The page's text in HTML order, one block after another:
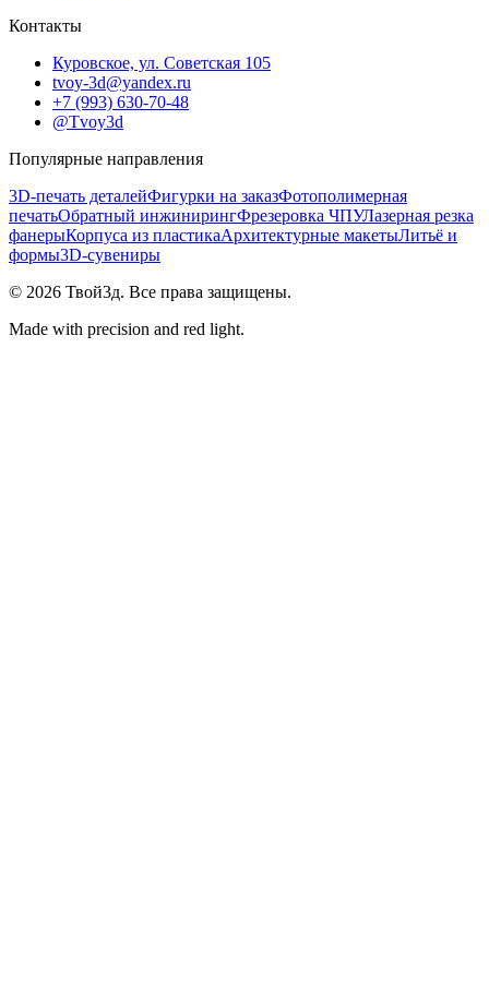
Контакты
Куровское, ул. Советская 105
tvoy-3d@yandex.ru
+7 (993) 630-70-48
@Tvoy3d
Популярные направления
3D-печать деталейФигурки на заказФотополимерная
печатьОбратный инжинирингФрезеровка ЧПУЛазерная резка
фанерыКорпуса из пластикаАрхитектурные макетыЛитьё и
формы3D-сувениры
© 2026 Твой3д. Все права защищены.
Made with precision and red light.